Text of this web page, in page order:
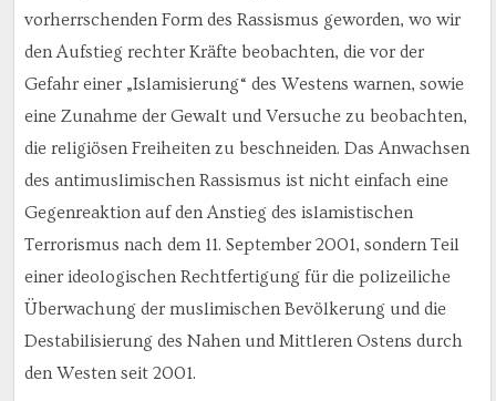
vorherrschenden Form des Rassismus geworden, wo wir
den Aufstieg rechter Kräfte beobachten, die vor der
Gefahr einer „Islamisierung“ des Westens warnen, sowie
eine Zunahme der Gewalt und Versuche zu beobachten,
die religiösen Freiheiten zu beschneiden. Das Anwachsen
des antimuslimischen Rassismus ist nicht einfach eine
Gegenreaktion auf den Anstieg des islamistischen
Terrorismus nach dem 11. September 2001, sondern Teil
einer ideologischen Rechtfertigung für die polizeiliche
Überwachung der muslimischen Bevölkerung und die
Destabilisierung des Nahen und Mittleren Ostens durch
den Westen seit 2001.